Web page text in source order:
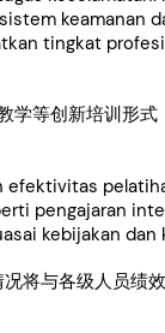
keamanan
tingkat
学等创新培训形
pengajaran
kebijakan
将与各级人员绩